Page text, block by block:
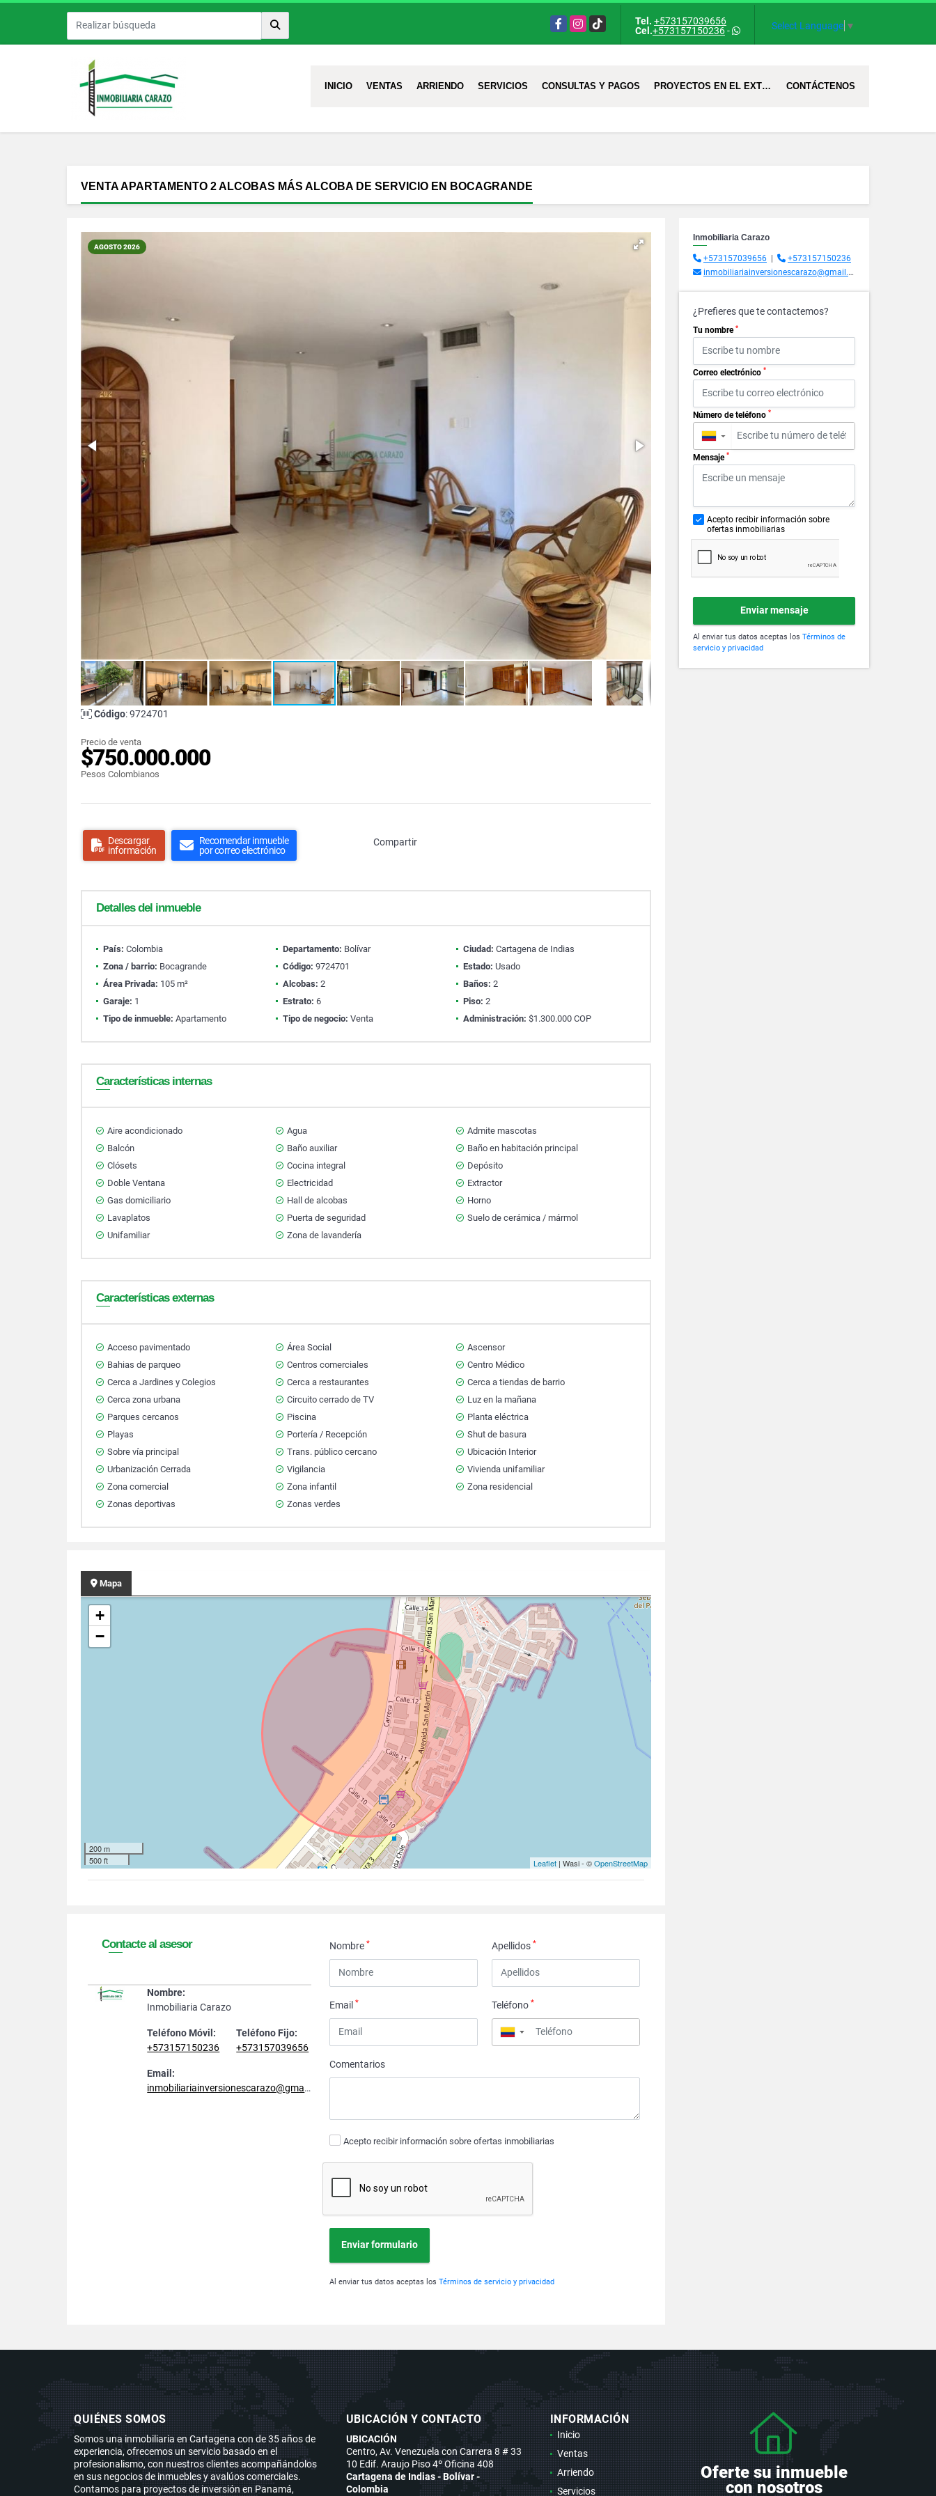
FacebookInstagram
TikTok Tel. +573157039656
Cel.+573157150236- Select Language ▼
INICIO VENTAS ARRIENDO SERVICIOS CONSULTAS Y PAGOS PROYECTOS EN EL EXTRANJERO CONTÁCTENOS
VENTA APARTAMENTO 2 ALCOBAS MÁS ALCOBA DE SERVICIO EN BOCAGRANDE
AGOSTO 2026
Código: 9724701
Precio de venta
$750.000.000
Pesos Colombianos
Descargar
información
Recomendar inmueble
por correo electrónico
Compartir
Detalles del inmueble
País: Colombia Departamento: Bolívar Ciudad: Cartagena de Indias
Zona / barrio: Bocagrande Código: 9724701 Estado: Usado
Área Privada: 105 m² Alcobas: 2 Baños: 2
Garaje: 1 Estrato: 6 Piso: 2
Tipo de inmueble: Apartamento Tipo de negocio: Venta Administración: $1.300.000 COP
Características internas
Aire acondicionado Agua
Admite mascotas
Balcón
Baño auxiliar
Baño en habitación principal
Clósets
Cocina integral
Depósito
Doble Ventana
Electricidad
Extractor
Gas domiciliario
Hall de alcobas
Horno
Lavaplatos
Puerta de seguridad
Suelo de cerámica / mármol
Unifamiliar
Zona de lavandería
Características externas
Acceso pavimentado Área Social
Ascensor
Bahias de parqueo
Centros comerciales
Centro Médico
Cerca a Jardines y Colegios
Cerca a restaurantes
Cerca a tiendas de barrio
Cerca zona urbana
Circuito cerrado de TV
Luz en la mañana
Parques cercanos
Piscina
Planta eléctrica
Playas
Portería / Recepción
Shut de basura
Sobre vía principal
Trans. público cercano
Ubicación Interior
Urbanización Cerrada
Vigilancia
Vivienda unifamiliar
Zona comercial
Zona infantil
Zona residencial
Zonas deportivas
Zonas verdes
Mapa
+
−
200 m
500 ft
Leaflet | Wasi - ©OpenStreetMap
Contacte al asesor
Nombre:
Inmobiliaria Carazo
Teléfono Móvil:
+573157150236
Teléfono Fijo:
+573157039656
Email:
inmobiliariainversionescarazo@gmail.com
Nombre* Apellidos*
Email* Teléfono*
▼
Comentarios
Acepto recibir información sobre ofertas inmobiliarias
Enviar formulario
Al enviar tus datos aceptas losTérminos de servicio y privacidad
Inmobiliaria Carazo
+573157039656
+573157150236
inmobiliariainversionescarazo@gmail.com
¿Prefieres que te contactemos?
Tu nombre *
Correo electrónico *
Número de teléfono *
▼
Mensaje *
Acepto recibir información sobre
ofertas inmobiliarias
Enviar mensaje
Al enviar tus datos aceptas los Términos de
servicio y privacidad
QUIÉNES SOMOS
Somos una inmobiliaria en Cartagena con de 35 años de
experiencia, ofrecemos un servicio basado en el
profesionalismo, con nuestros clientes acompañándolos
en sus negocios de inmuebles y avalúos comerciales.
Contamos para proyectos de inversión en Panamá,
UBICACIÓN Y CONTACTO
UBICACIÓN
Centro, Av. Venezuela con Carrera 8 # 33
10 Edif. Araujo Piso 4º Oficina 408
Cartagena de Indias - Bolívar -
Colombia
INFORMACIÓN
Inicio
Ventas
Arriendo
Servicios
Oferte su inmueble
con nosotros